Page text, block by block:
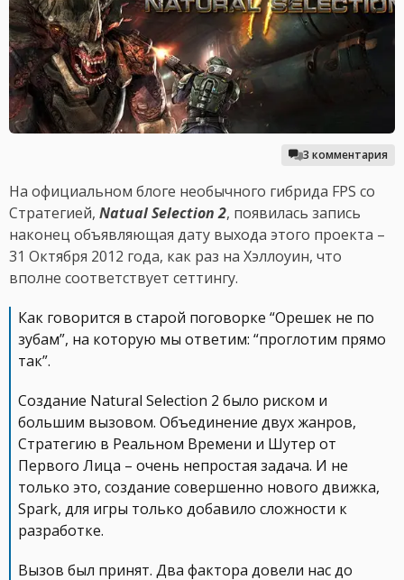
3 комментария
На официальном блоге необычного гибрида FPS со
Стратегией, Natual Selection 2, появилась запись
наконец объявляющая дату выхода этого проекта –
31 Октября 2012 года, как раз на Хэллоуин, что
вполне соответствует сеттингу.
Как говорится в старой поговорке “Орешек не по
зубам”, на которую мы ответим: “проглотим прямо
так”.
Создание Natural Selection 2 было риском и
большим вызовом. Объединение двух жанров,
Стратегию в Реальном Времени и Шутер от
Первого Лица – очень непростая задача. И не
только это, создание совершенно нового движка,
Spark, для игры только добавило сложности к
разработке.
Вызов был принят. Два фактора довели нас до